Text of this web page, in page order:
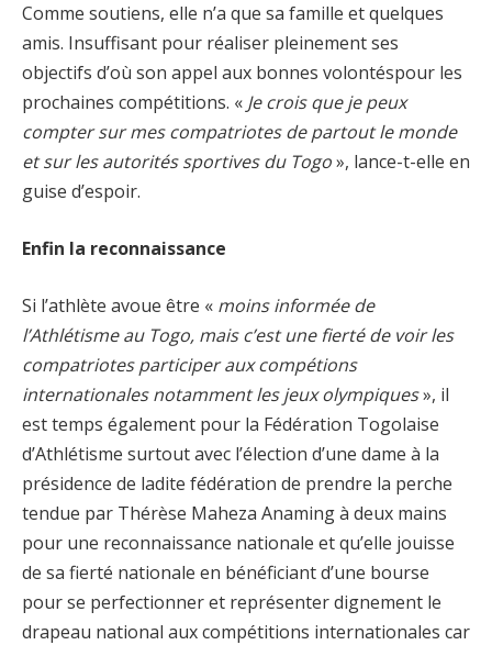
Comme soutiens, elle n’a que sa famille et quelques
amis. Insuffisant pour réaliser pleinement ses
objectifs d’où son appel aux bonnes volontéspour les
prochaines compétitions. « Je crois que je peux
compter sur mes compatriotes de partout le monde
et sur les autorités sportives du Togo», lance-t-elle en
guise d’espoir.
Enfin la reconnaissance
Si l’athlète avoue être « moins informée de
l’Athlétisme au Togo, mais c’est une fierté de voir les
compatriotes participer aux compétions
internationales notamment les jeux olympiques», il
est temps également pour la Fédération Togolaise
d’Athlétisme surtout avec l’élection d’une dame à la
présidence de ladite fédération de prendre la perche
tendue par Thérèse Maheza Anaming à deux mains
pour une reconnaissance nationale et qu’elle jouisse
de sa fierté nationale en bénéficiant d’une bourse
pour se perfectionner et représenter dignement le
drapeau national aux compétitions internationales car